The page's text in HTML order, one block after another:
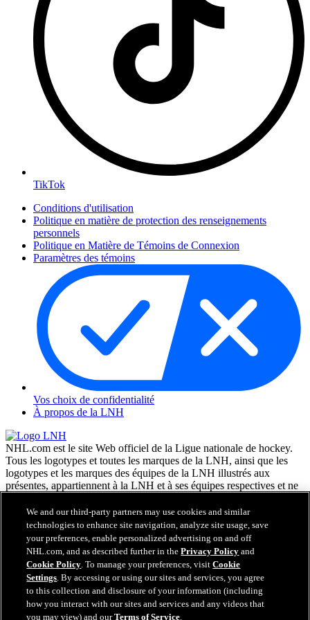
TikTok
Conditions d'utilisation
Politique en matière de protection des renseignements
personnels
Politique en Matière de Témoins de Connexion
Paramètres des témoins
Vos choix de confidentialité
À propos de la LNH
NHL.com est le site Web officiel de la Ligue nationale de hockey.
Tous les logotypes et toutes les marques de la LNH, ainsi que les
logotypes et les marques des équipes de la LNH illustrés aux
présentes, appartiennent à la LNH et à ses équipes respectives et ne
Enterprises, L.P. © LNH 2026. Tous droits réservés. Tous les
chandails d'équipe de la LNH personnalisés avec les noms des
joueurs de la LNH et leurs numéros sont officiellement sous license
de la LNH et de l'AJLNH. Le mot servant de marque Zamboni et la
configuration de la surfaceuse Zamboni sont des marques de
commerce déposées de Frank J. Zamboni & Co., Inc. © Frank J.
Zamboni & Co., Inc. 2026. Tous droits réservés. Toute autre marque
déposée ou tout droit d'auteur d'une tierce partie sont la propriété de
leurs auteurs respectifs. Tous droits réservés.
We and our third-party partners may use cookies and similar
technologies to enhance site navigation, analyze site usage, save
your preferences, enable personalized advertising on and off
NHL.com, and as described further in thePrivacy Policy and
Cookie Policy. To manage your preferences, visitCookie
Settings. By accessing or using our sites and services, you agree
to this collection and disclosure of your information (including
how you interact with our sites and services and any videos that
you may view) and ourTerms of Service.